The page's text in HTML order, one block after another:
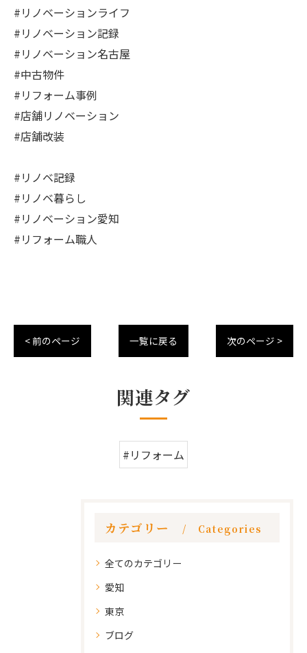
#リノベーションライフ
#リノベーション記録
#リノベーション名古屋
#中古物件
#リフォーム事例
#店舗リノベーション
#店舗改装
#リノベ記録
#リノベ暮らし
#リノベーション愛知
#リフォーム職人
< 前のページ 一覧に戻る 次のページ >
関連タグ
#リフォーム
カテゴリー Categories
全てのカテゴリー
愛知
東京
ブログ